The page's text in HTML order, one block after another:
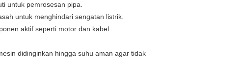
untuk pemrosesan pipa.
untuk menghindari sengatan listrik.
aktif seperti motor dan kabel.
didinginkan hingga suhu aman agar tidak